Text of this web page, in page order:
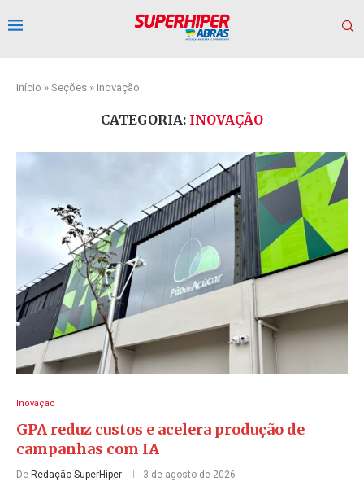
Início » Seções » Inovação
CATEGORIA: INOVAÇÃO
Inovação
GPA reduz custos e acelera produção de
campanhas com IA
De Redação SuperHiper 3 de agosto de 2026